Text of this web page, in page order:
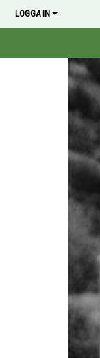
LOGGA IN